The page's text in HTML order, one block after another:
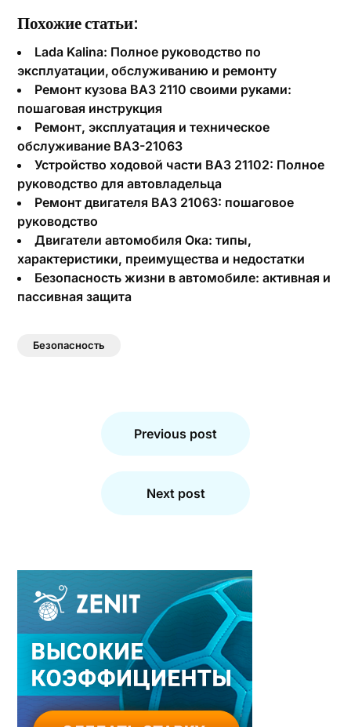
Похожие статьи:
Lada Kalina: Полное руководство по
эксплуатации‚ обслуживанию и ремонту
Ремонт кузова ВАЗ 2110 своими руками:
пошаговая инструкция
Ремонт, эксплуатация и техническое
обслуживание ВАЗ-21063
Устройство ходовой части ВАЗ 21102: Полное
руководство для автовладельца
Ремонт двигателя ВАЗ 21063: пошаговое
руководство
Двигатели автомобиля Ока: типы,
характеристики, преимущества и недостатки
Безопасность жизни в автомобиле: активная и
пассивная защита
Безопасность
Previous post
Next post